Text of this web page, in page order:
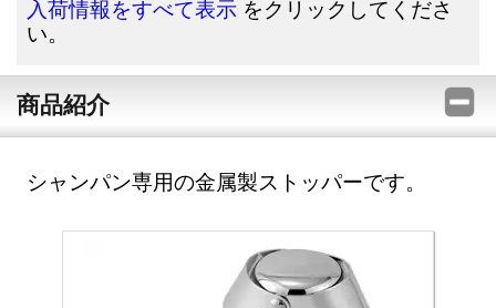
入荷情報をすべて表示 をクリックしてくださ
い。
商品紹介
シャンパン専用の金属製ストッパーです。